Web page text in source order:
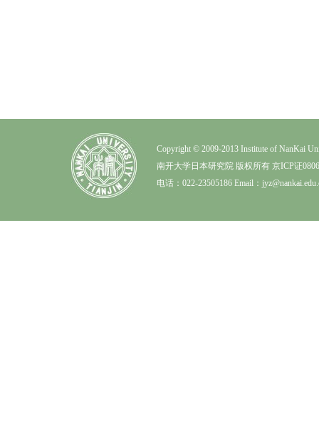
Copyright © 2009-2013 Institute of NanKai
南开大学日本研究院 版权所有 京ICP证
电话：022-23505186 Email：